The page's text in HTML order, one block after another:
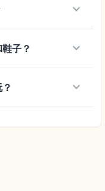
keyboard_arrow_down
子？ keyboard_arrow_down
keyboard_arrow_down